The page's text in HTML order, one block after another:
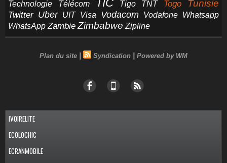
Technologie
Télécom TIC Tigo TNT Togo Tunisie
Twitter Uber UIT Visa Vodacom Vodafone Whatsapp
WhatsApp Zambie Zimbabwe Zipline
Plan du site | Syndication | Powered by WM
IVOIRELITE
ECOLOCHIC
ECRANMOBILE